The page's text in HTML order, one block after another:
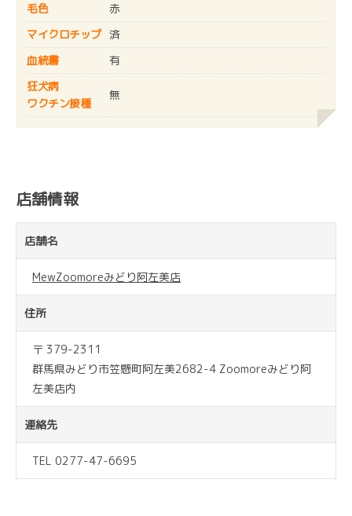
毛色
赤
マイクロチップ 済
血統書
有
狂犬病
ワクチン接種
無
店舗情報
店舗名
MewZoomoreみどり阿左美店
住所
〒 379-2311
群馬県みどり市笠懸町阿左美2682-4 Zoomoreみどり阿
左美店内
連絡先
TEL 0277-47-6695